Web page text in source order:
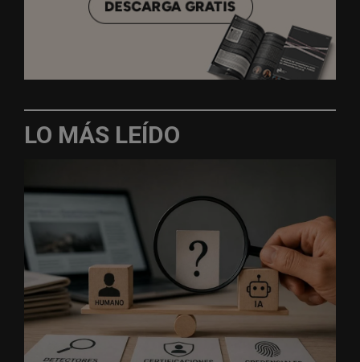
LO MÁS LEÍDO